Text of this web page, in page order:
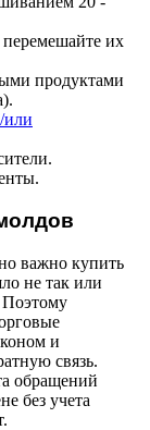
их
продуктами
или
важно купить
не так или
Поэтому
и
связь.
обращений
без учета